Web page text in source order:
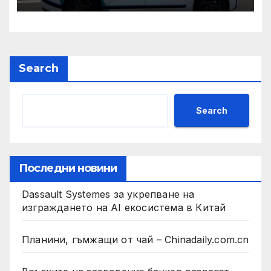
и ние ще им я осигурим
Search
Search
Последни новини
Dassault Systemes за укрепване на
изграждането на AI екосистема в Китай
Планини, гъмжащи от чай – Chinadaily.com.cn